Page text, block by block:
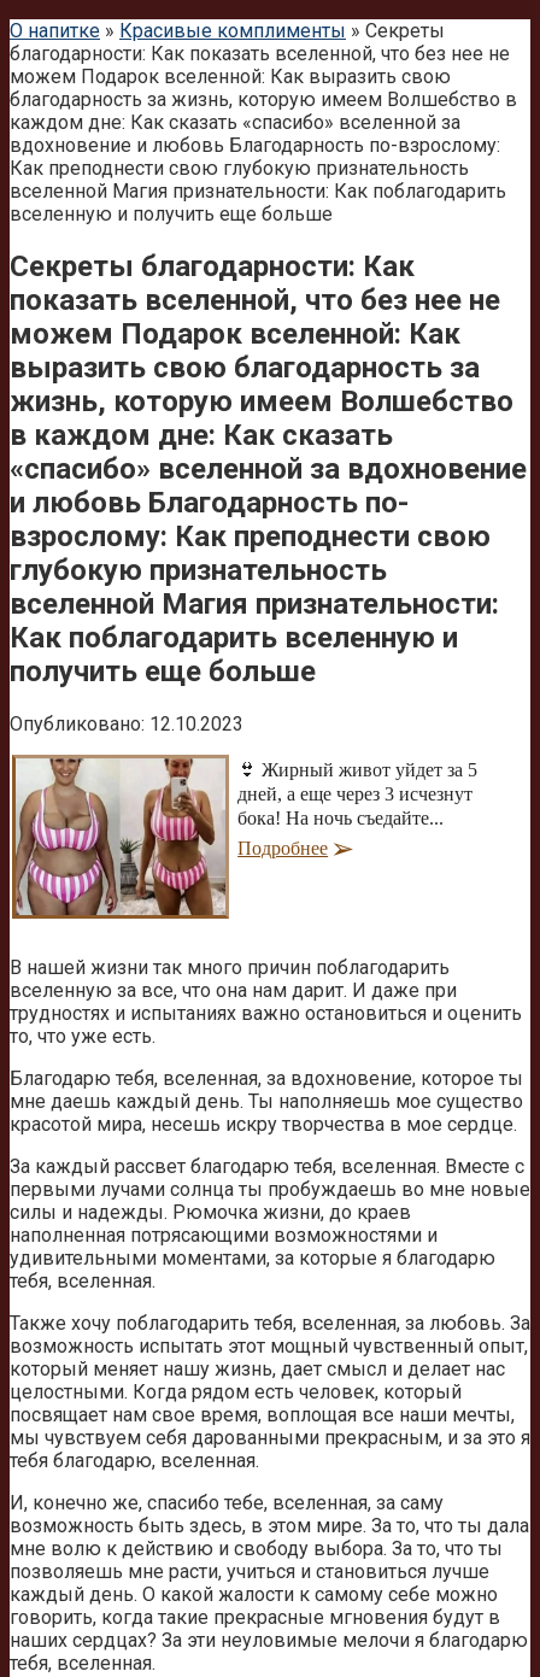
О напитке » Красивые комплименты » Секреты
благодарности: Как показать вселенной, что без нее не
можем Подарок вселенной: Как выразить свою
благодарность за жизнь, которую имеем Волшебство в
каждом дне: Как сказать «спасибо» вселенной за
вдохновение и любовь Благодарность по-взрослому:
Как преподнести свою глубокую признательность
вселенной Магия признательности: Как поблагодарить
вселенную и получить еще больше
Секреты благодарности: Как
показать вселенной, что без нее не
можем Подарок вселенной: Как
выразить свою благодарность за
жизнь, которую имеем Волшебство
в каждом дне: Как сказать
«спасибо» вселенной за вдохновение
и любовь Благодарность по-
взрослому: Как преподнести свою
глубокую признательность
вселенной Магия признательности:
Как поблагодарить вселенную и
получить еще больше
Опубликовано: 12.10.2023
👙 Жирный живот уйдет за 5
дней, а еще через 3 исчезнут
бока! На ночь съедайте...
Подробнее
В нашей жизни так много причин поблагодарить
вселенную за все, что она нам дарит. И даже при
трудностях и испытаниях важно остановиться и оценить
то, что уже есть.
Благодарю тебя, вселенная, за вдохновение, которое ты
мне даешь каждый день. Ты наполняешь мое существо
красотой мира, несешь искру творчества в мое сердце.
За каждый рассвет благодарю тебя, вселенная. Вместе с
первыми лучами солнца ты пробуждаешь во мне новые
силы и надежды. Рюмочка жизни, до краев
наполненная потрясающими возможностями и
удивительными моментами, за которые я благодарю
тебя, вселенная.
Также хочу поблагодарить тебя, вселенная, за любовь. За
возможность испытать этот мощный чувственный опыт,
который меняет нашу жизнь, дает смысл и делает нас
целостными. Когда рядом есть человек, который
посвящает нам свое время, воплощая все наши мечты,
мы чувствуем себя дарованными прекрасным, и за это я
тебя благодарю, вселенная.
И, конечно же, спасибо тебе, вселенная, за саму
возможность быть здесь, в этом мире. За то, что ты дала
мне волю к действию и свободу выбора. За то, что ты
позволяешь мне расти, учиться и становиться лучше
каждый день. О какой жалости к самому себе можно
говорить, когда такие прекрасные мгновения будут в
наших сердцах? За эти неуловимые мелочи я благодарю
тебя, вселенная.